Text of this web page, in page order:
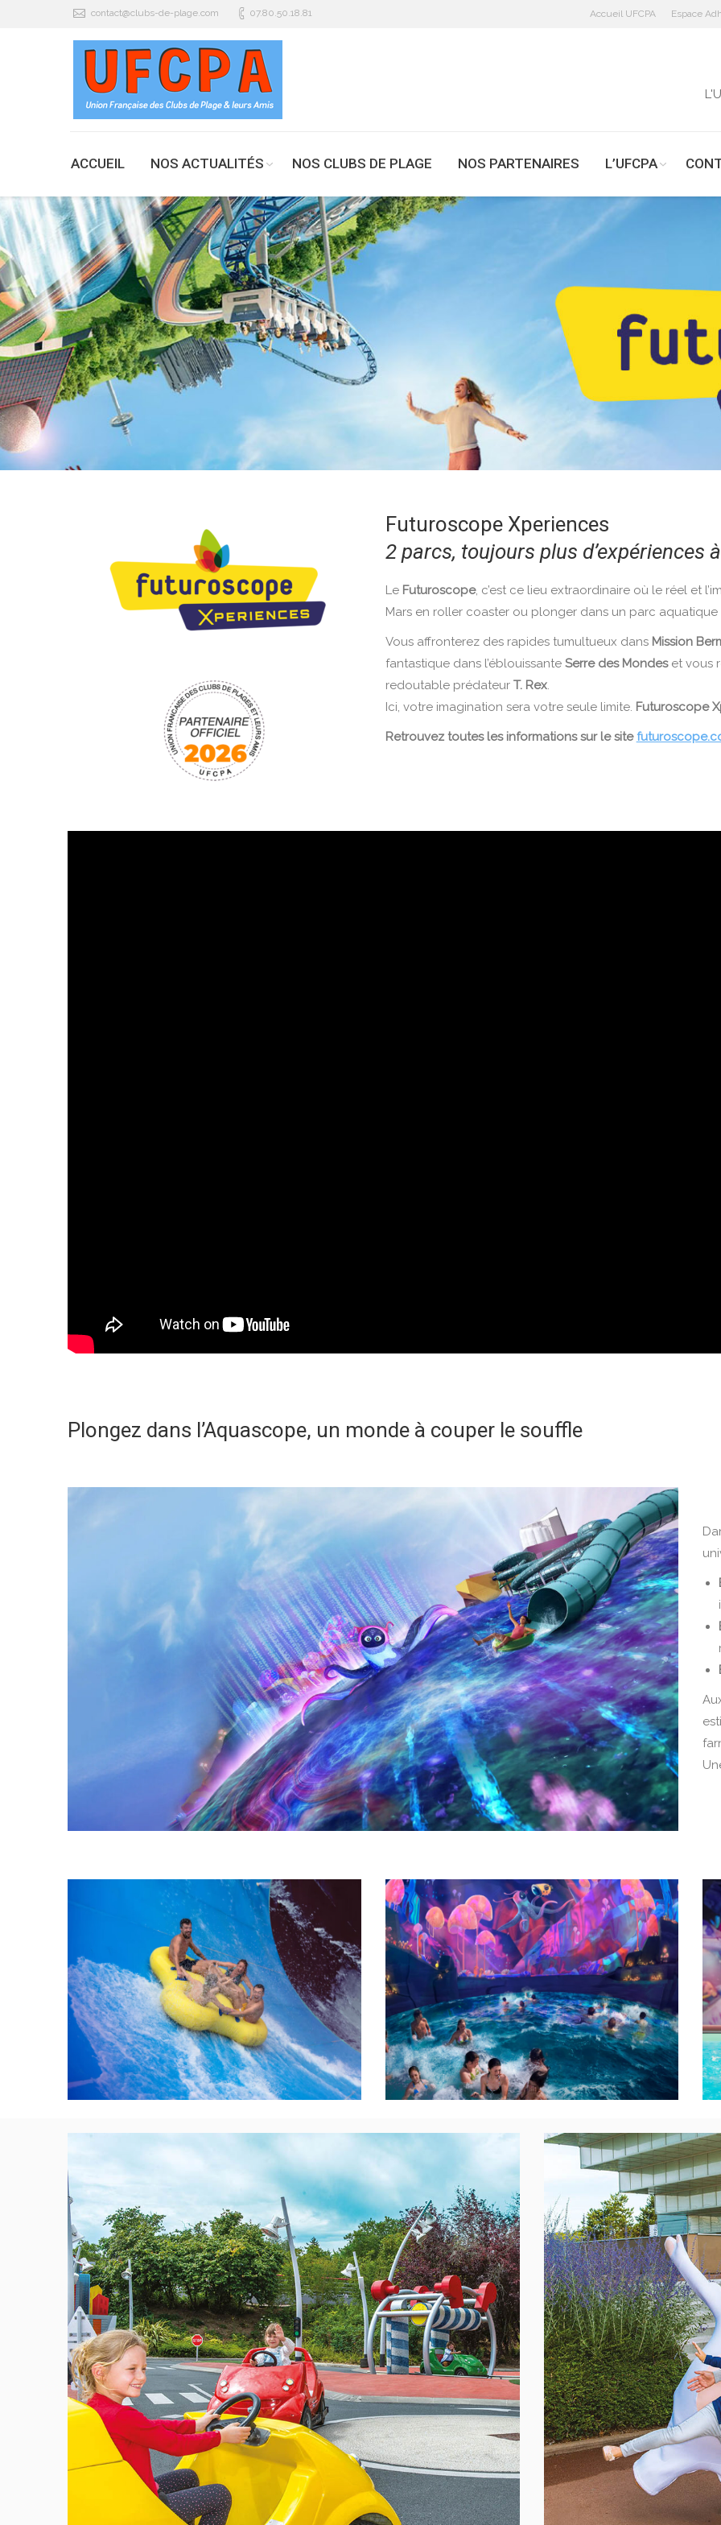
contact@clubs-de-plage.com 07.80.50.18.81 Accueil UFCPA Espace
ACCUEIL NOS ACTUALITÉS NOS CLUBS DE PLAGE NOS PARTENAIRES L’UFCPA
Futuroscope Xperiences
2 parcs, toujours plus d’expériences
Le Futuroscope, c’est ce lieu extraordinaire où le réel et
Mars en roller coaster ou plonger dans un parc aquatique
Vous affronterez des rapides tumultueux dans Mission
fantastique dans l’éblouissante Serre des Mondeset vous
redoutable prédateur T. Rex.
Ici, votre imagination sera votre seule limite. Futuroscope
Retrouvez toutes les informations sur le site
Plongez dans l’Aquascope, un monde à couper le souffle